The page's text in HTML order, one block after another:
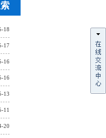
18
17
16
16
13
11
20